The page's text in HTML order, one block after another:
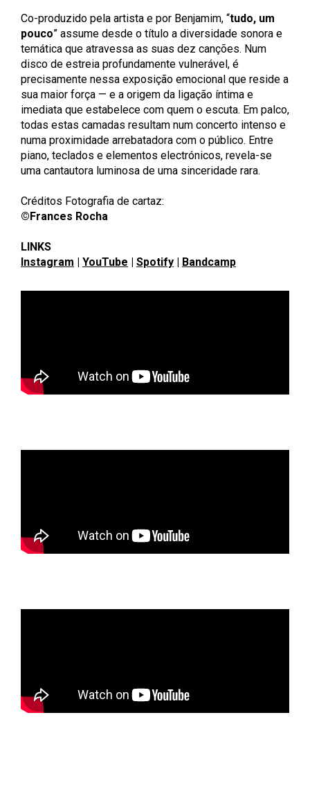
Co-produzido pela artista e por Benjamim, “tudo, um
pouco” assume desde o título a diversidade sonora e
temática que atravessa as suas dez canções. Num
disco de estreia profundamente vulnerável, é
precisamente nessa exposição emocional que reside a
sua maior força — e a origem da ligação íntima e
imediata que estabelece com quem o escuta. Em palco,
todas estas camadas resultam num concerto intenso e
numa proximidade arrebatadora com o público. Entre
piano, teclados e elementos electrónicos, revela-se
uma cantautora luminosa de uma sinceridade rara.
Créditos Fotografia de cartaz:
©Frances Rocha
LINKS
Instagram
YouTube Spotify Bandcamp